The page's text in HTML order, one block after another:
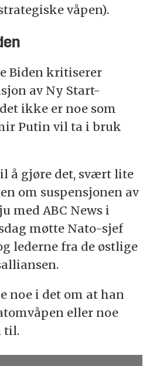
våpen).
Biden kritiserer
av Ny Start-
ikke er noe som
Putin vil ta i bruk
å gjøre det, svært lite
om suspensjonen av
med ABC News i
møtte Nato-sjef
lederne fra de østlige
noe i det om at han
eller noe
til.